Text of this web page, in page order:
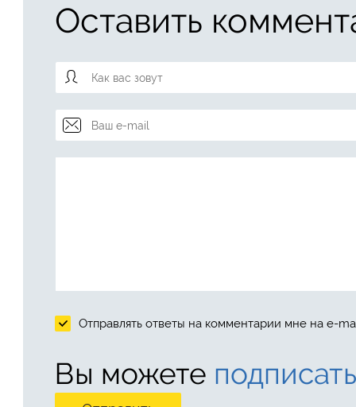
Оставить
Отправлять ответы на комментарии мне на e-
Вы можете